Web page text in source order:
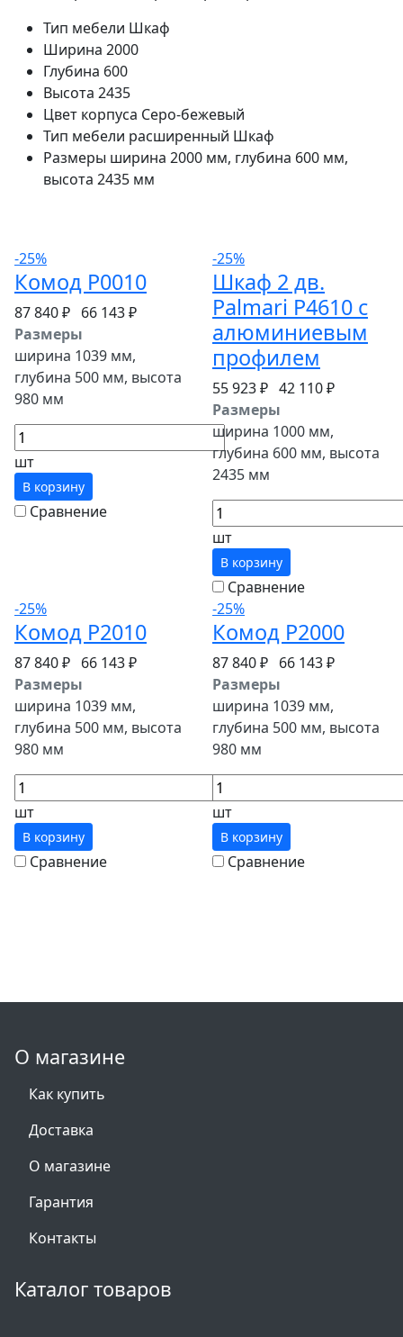
Тип мебели Шкаф
Ширина 2000
Глубина 600
Высота 2435
Цвет корпуса Серо-бежевый
Тип мебели расширенный Шкаф
Размеры ширина 2000 мм, глубина 600 мм,
высота 2435 мм
-25%
Комод P0010
87 840 ₽ 66 143 ₽
Размеры
ширина 1039 мм,
глубина 500 мм, высота
980 мм
шт
В корзину
Сравнение
-25%
Шкаф 2 дв.
Palmari P4610 с
алюминиевым
профилем
55 923 ₽ 42 110 ₽
Размеры
ширина 1000 мм,
глубина 600 мм, высота
2435 мм
шт
В корзину
Сравнение
-25%
Комод P2010
87 840 ₽ 66 143 ₽
Размеры
ширина 1039 мм,
глубина 500 мм, высота
980 мм
шт
В корзину
Сравнение
-25%
Комод P2000
87 840 ₽ 66 143 ₽
Размеры
ширина 1039 мм,
глубина 500 мм, высота
980 мм
шт
В корзину
Сравнение
О магазине
Как купить
Доставка
О магазине
Гарантия
Контакты
Каталог товаров